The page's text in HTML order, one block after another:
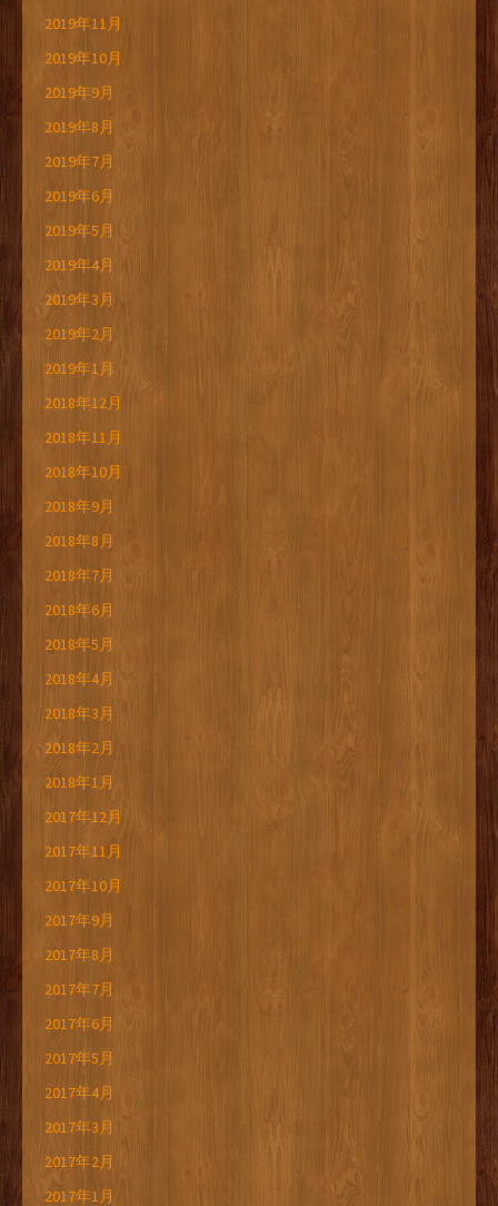
2019年11月
2019年10月
2019年9月
2019年8月
2019年7月
2019年6月
2019年5月
2019年4月
2019年3月
2019年2月
2019年1月
2018年12月
2018年11月
2018年10月
2018年9月
2018年8月
2018年7月
2018年6月
2018年5月
2018年4月
2018年3月
2018年2月
2018年1月
2017年12月
2017年11月
2017年10月
2017年9月
2017年8月
2017年7月
2017年6月
2017年5月
2017年4月
2017年3月
2017年2月
2017年1月